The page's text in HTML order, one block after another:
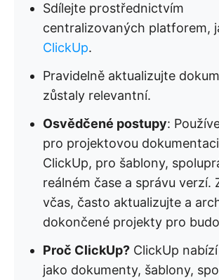
Sdílejte prostřednictvím
centralizovaných platforem,
ClickUp.
Pravidelně aktualizujte
zůstaly relevantní.
Osvědčené postupy:
pro projektovou
ClickUp, pro šablony,
reálném čase a správu verzí.
včas, často aktualizujte a
dokončené projekty pro
Proč ClickUp? ClickUp
jako dokumenty, šablony,